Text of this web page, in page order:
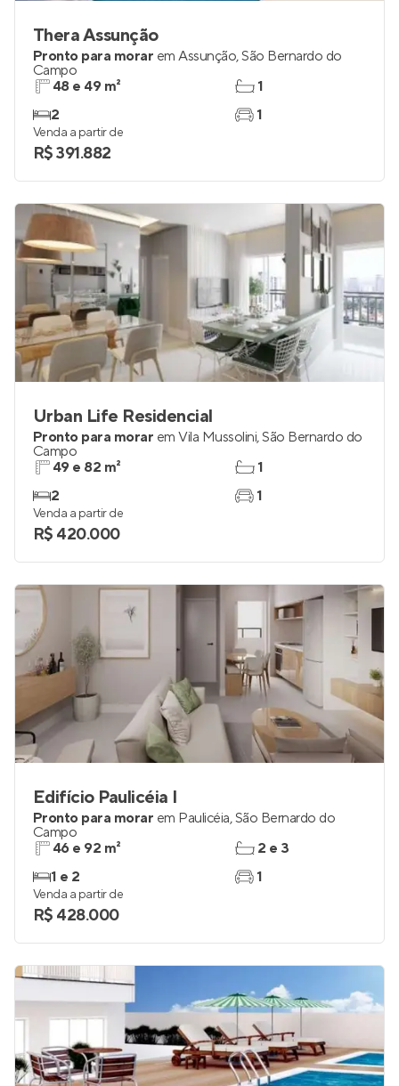
Thera Assunção
Pronto para morar em Assunção,São Bernardo do
Campo
48 e 49 m²
2
1
1
Venda a partir de
R$ 391.882
Urban Life Residencial
Pronto para morar em Vila Mussolini,São Bernardo do
Campo
49 e 82 m²
2
1
1
Venda a partir de
R$ 420.000
Edifício Paulicéia I
Pronto para morar em Paulicéia,São Bernardo do
Campo
46 e 92 m²
1 e 2
2 e 3
1
Venda a partir de
R$ 428.000